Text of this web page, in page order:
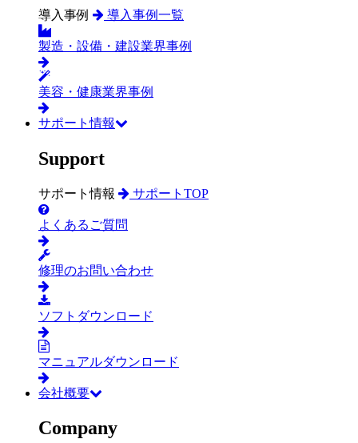
導入事例 導入事例一覧
製造・設備・建設業界事例
美容・健康業界事例
サポート情報
Support
サポート情報 サポートTOP
よくあるご質問
修理のお問い合わせ
ソフトダウンロード
マニュアルダウンロード
会社概要
Company